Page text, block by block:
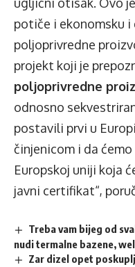
potiče i ekonomsku
poljoprivredne
projekt koji je
poljoprivredne
odnosno
postavili prvi u
činjenicom i da
Europskoj uniji koja
javni certifikat“,
Treba vam bijeg od
nudi termalne bazene,
Zar dizel opet